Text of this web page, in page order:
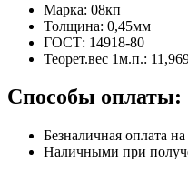
Марка: 08кп
Толщина: 0,45мм
ГОСТ: 14918-80
Теорет.вес 1м.п.:
Способы оплаты:
Безналичная оплата
Наличными при